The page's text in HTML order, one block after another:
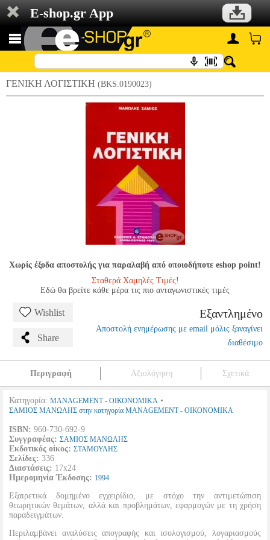
E-shop.gr App
ΓΕΝΙΚΗ ΛΟΓΙΣΤΙΚΗ (BKS.0190023)
Χωρίς έξοδα αποστολής για παραλαβή από οποιοδήποτε eshop point!
Σταθερά Χαμηλές Τιμές!
Εδώ θα βρείτε κάθε μέρα τις πιο ανταγωνιστικές τιμές
Wishlist
Share
Εξαντλημένο
Αποστολή ενημέρωσης με email μόλις ξαναγίνει
διαθέσιμο
Περιγραφή Αξιολόγηση Σχετικά
Κατηγορία: MANAGEMENT - ΟΙΚΟΝΟΜΙΚΑ •
ΣΑΜΙΟΣ ΜΑΝΩΛΗΣ στην κατηγορία MANAGEMENT - ΟΙΚΟΝΟΜΙΚΑ
ISBN: 960-730-692-9
Συγγραφέας: ΣΑΜΙΟΣ ΜΑΝΩΛΗΣ
Εκδοτικός οίκος: ΣΤΑΜΟΥΛΗΣ
Σελίδες: 336
Διαστάσεις: 17x24
Ημερομηνία Έκδοσης: 1994
Εξαιρετικά δομημένο εγχειρίδιο, με στόχο την αντιμετώπιση
θεωρητικών θεμάτων, αλλά και προβλημάτων, εφαρμογών με τη χρήση
παραδειγμάτων.
Περιλαμβάνει αναλύσεις απογραφής και ισολογισμού, λογαριασμούς